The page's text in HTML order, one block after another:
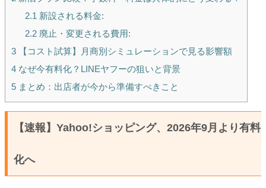
2.1 新設される料金:
2.2廃止・変更される費用:
3 【コスト試算】月商別シミュレーションで見る影響額
4 なぜ今有料化？LINEヤフーの狙いと背景
5 まとめ：出店者が今から準備すべきこと
【速報】Yahoo!ショッピング、2026年9月より有料
化へ